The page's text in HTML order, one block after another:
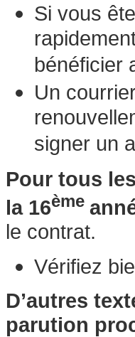
Si vous
bénéficier
Un
signer un
Pour tous
la 16ème
le contrat.
Vérifiez
D’autres
parution